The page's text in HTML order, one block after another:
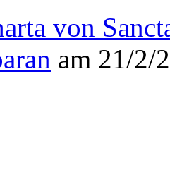
von
am 21/2/